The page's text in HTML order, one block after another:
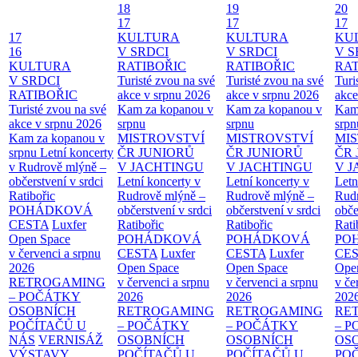
17
16
KULTURA
V SRDCI
RATIBOŘIC
Turisté zvou na své
akce v srpnu 2026
Kam za kopanou v
srpnu Letní koncerty
v Rudrově mlýně –
občerstvení v srdci
Ratibořic
POHÁDKOVÁ
CESTA Luxfer
Open Space
v červenci a srpnu
2026
RETROGAMING
– POČÁTKY
OSOBNÍCH
POČÍTAČŮ U
NÁS VERNISÁŽ
VÝSTAVY
18
17
KULTURA
V SRDCI
RATIBOŘIC
Turisté zvou na své
akce v srpnu 2026
Kam za kopanou v
srpnu
MISTROVSTVÍ
ČR JUNIORŮ
V JACHTINGU
Letní koncerty v
Rudrově mlýně –
občerstvení v srdci
Ratibořic
POHÁDKOVÁ
CESTA Luxfer
Open Space
v červenci a srpnu
2026
RETROGAMING
– POČÁTKY
OSOBNÍCH
POČÍTAČŮ U
19
17
KULTURA
V SRDCI
RATIBOŘIC
Turisté zvou na své
akce v srpnu 2026
Kam za kopanou v
srpnu
MISTROVSTVÍ
ČR JUNIORŮ
V JACHTINGU
Letní koncerty v
Rudrově mlýně –
občerstvení v srdci
Ratibořic
POHÁDKOVÁ
CESTA Luxfer
Open Space
v červenci a srpnu
2026
RETROGAMING
– POČÁTKY
OSOBNÍCH
POČÍTAČŮ U
20
17
V
ČR
V
v
–